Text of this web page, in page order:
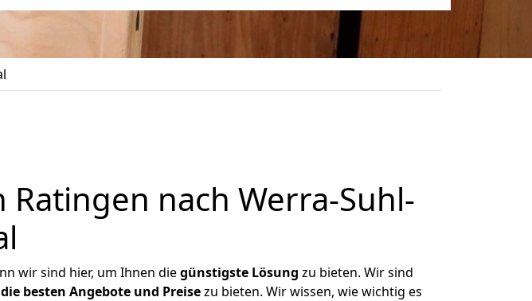
nach Werra-Suhl-
wir sind hier, um Ihnen diegünstigste Lösung zu bieten. Wir sind
die besten Angebote und Preisezu bieten. Wir wissen, wie wichtig es